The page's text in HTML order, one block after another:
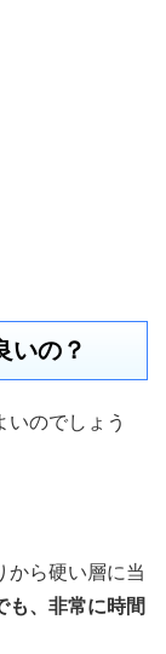
いの？
のでしょう
から硬い層に当
も、非常に時間